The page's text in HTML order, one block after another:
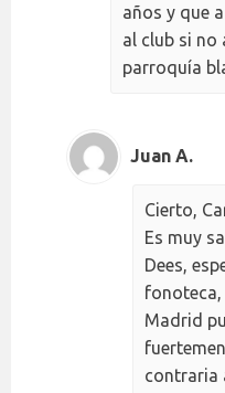
años y que
al club si no
parroquía
Juan A.
Cierto,
Es muy
Dees,
Madrid
contraria